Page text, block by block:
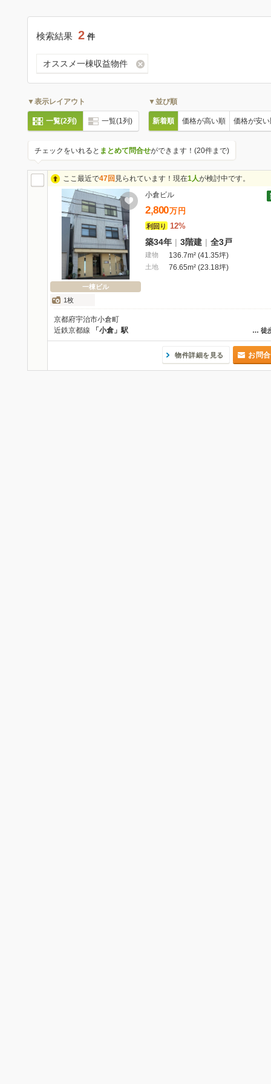
検索結果 2 件
オススメ一棟収益物件
▼表示レイアウト
一覧(2列) 一覧(1列)
▼並び順
新着順 価格が高い順 価格が安
チェックをいれると まとめて問合せができます！(20件まで)
ここ最近で47回 見られています！現在1人が検討中です。
一棟ビル
1枚
小倉ビル
2,800万 円
利回り 12%
築34年 | 3階建 | 全3戸
建物 136.7m² (41.35坪)
土地 76.65m² (23.18坪)
京都府宇治市小倉町
… 徒
近鉄京都線 「小倉」駅
物件詳細を見る お問